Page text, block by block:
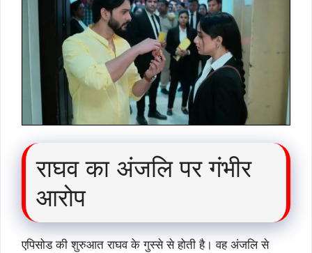
राघव का अंजलि पर गंभीर
आरोप
एपिसोड की शुरुआत राघव के गुस्से से होती है। वह अंजलि से